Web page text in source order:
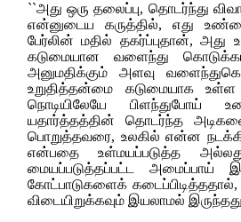
``அது ஒரு தலைப்பு, தொடர்ந்து
என்னுடைய கருத்தில், எது
பேர்லின் மதில் தகர்ப்புதான்,
கடுமையான வளைந்து
அனுமதிக்கும் அளவு
உறுதித்தன்மை கடுமையாக
நொடியிலேயே பிளந்துபோய்
யதார்த்தத்தின் தொடர்ந்த
பொறுத்தவரை, உலகில் என்ன
என்பதை உள்மயப்படுத்த அல்லது
மையப்படுத்தப்பட்ட அமைப்பாய்
கோட்பாடுகளைக்
விடையிறுக்கவும் இயலாமல்